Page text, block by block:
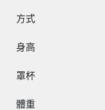
方式
身高
罩杯
體重